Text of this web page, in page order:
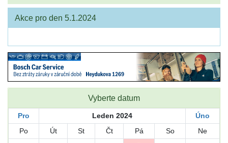
Akce pro den 5.1.2024
Vyberte datum
Pro Leden 2024
Úno
Po
Út St Čt Pá So
Ne